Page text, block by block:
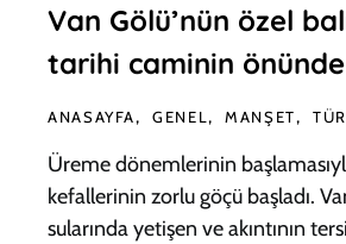
Van Gölü’nün özel
tarihi caminin
ANASAYFA GENEL MANŞET
Üreme dönemlerinin
kefallerinin zorlu göçü başladı.
sularında yetişen ve akıntının